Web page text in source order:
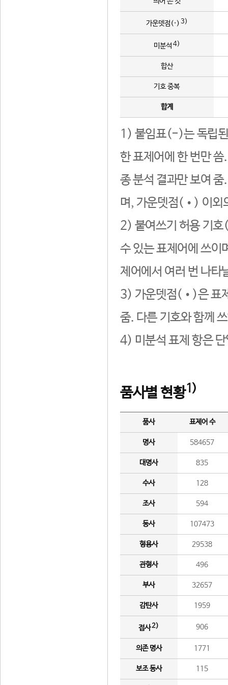
가운뎃점(·) 3)
미분석 4)
합산
기호 중복
합계
1) 붙임표(-)는 독립된
한 표제어에 한 번만
종 분석 결과만 보여
며, 가운뎃점(•) 이외
2) 붙여쓰기 허용 기호
수 있는 표제어에 쓰이
제어에서 여러 번 나타
3) 가운뎃점(•)은 표
줌. 다른 기호와 함께
4) 미분석 표제 항은
품사별 현황1)
품사 표제어 수
명사 584657
대명사 835
수사 128
조사 594
동사 107473
형용사 29538
관형사 496
부사 32657
감탄사 1959
접사2) 906
의존 명사 1771
보조 동사 115